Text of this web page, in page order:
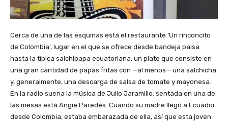
Cerca de una de las esquinas está el restaurante ‘Un rinconcito
de Colombia’, lugar en el que se ofrece desde bandeja paisa
hasta la típica salchipapa ecuatoriana: un plato que consiste en
una gran cantidad de papas fritas con —al menos— una salchicha
y, generalmente, una descarga de salsa de tomate y mayonesa.
En la radio suena la música de Julio Jaramillo; sentada en una de
las mesas está Angie Paredes. Cuando su madre llegó a Ecuador
desde Colombia, estaba embarazada de ella, así que esta joven